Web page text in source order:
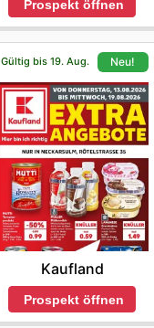
Prospekt öffnen
Gültig bis 19. Aug. Neu!
Kaufland
Prospekt öffnen